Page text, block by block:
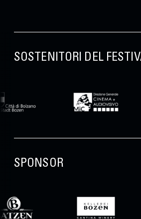
SOSTENITORI DEL
SPONSOR